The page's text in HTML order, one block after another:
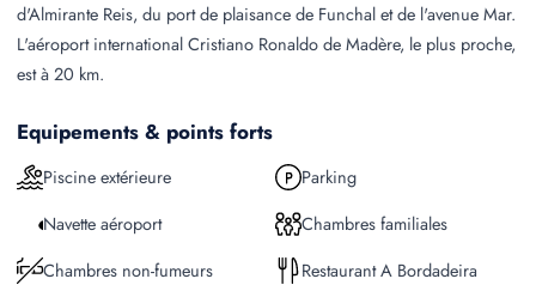
d'Almirante Reis, du port de plaisance de Funchal et de l'avenue Mar.
L'aéroport international Cristiano Ronaldo de Madère, le plus proche,
est à 20 km.
Equipements & points forts
Piscine extérieure
Parking
Navette aéroport
Chambres familiales
Chambres non-fumeurs
Restaurant A Bordadeira